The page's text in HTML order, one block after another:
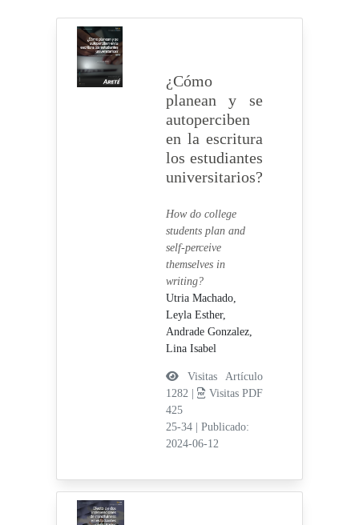
¿Cómo
planean y se
autoperciben
en la escritura
los estudiantes
universitarios?
How do college
students plan and
self-perceive
themselves in
writing?
Utria Machado,
Leyla Esther,
Andrade Gonzalez,
Lina Isabel
Visitas Artículo
1282 |
Visitas PDF
425
25-34
Publicado:
2024-06-12